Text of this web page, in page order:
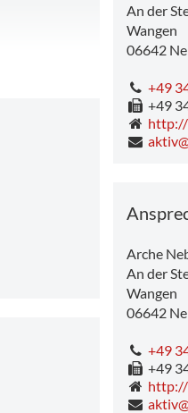
An der
Wangen
06642
+49
+49
http://
Arche
An der
Wangen
06642
+49
+49
http://